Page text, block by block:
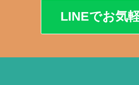
LINEでお気